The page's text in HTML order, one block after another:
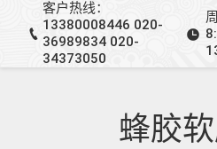
客户热线：
13380008446 020-
36989834 020-
34373050
蜂胶